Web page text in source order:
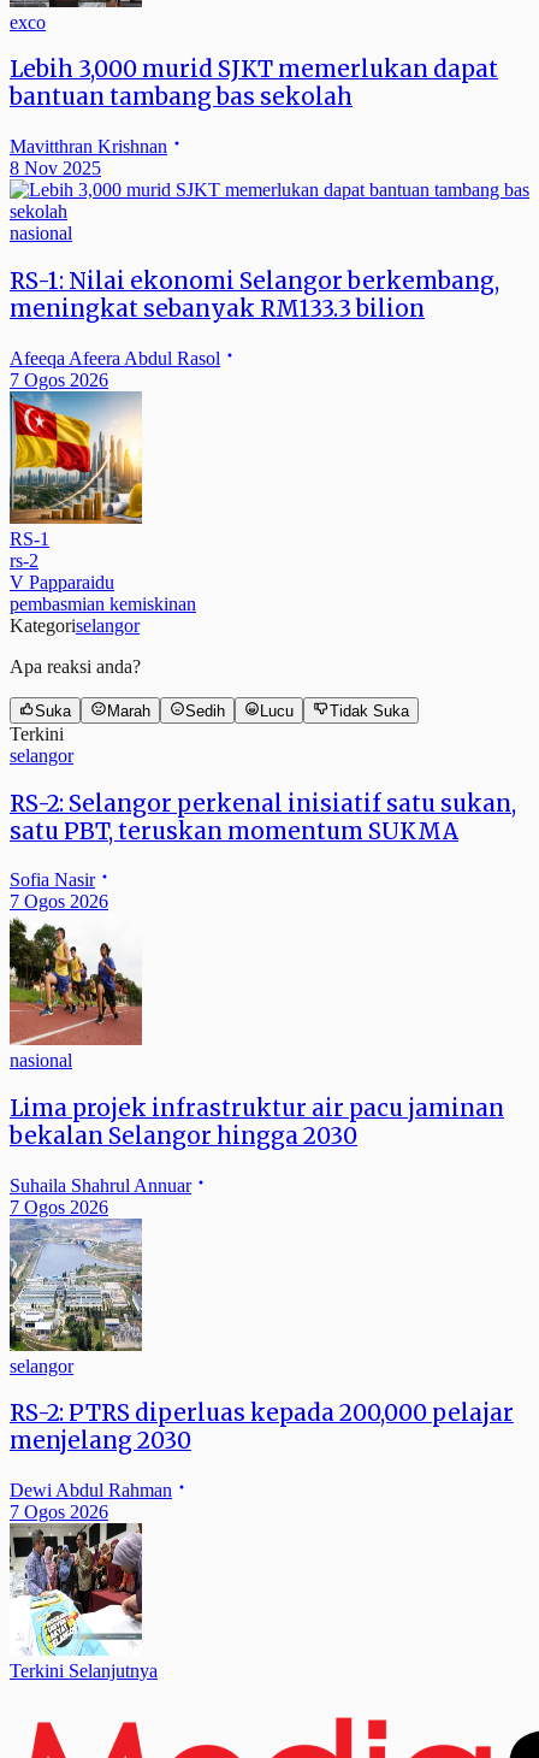
exco
Lebih 3,000 murid SJKT memerlukan dapat
bantuan tambang bas sekolah
Mavitthran Krishnan
8 Nov 2025
nasional
RS-1: Nilai ekonomi Selangor berkembang,
meningkat sebanyak RM133.3 bilion
Afeeqa Afeera Abdul Rasol
7 Ogos 2026
RS-1
rs-2
V Papparaidu
pembasmian kemiskinan
Kategoriselangor
Apa reaksi anda?
Suka Marah Sedih Lucu Tidak Suka
Terkini
selangor
RS-2: Selangor perkenal inisiatif satu sukan,
satu PBT, teruskan momentum SUKMA
Sofia Nasir
7 Ogos 2026
nasional
Lima projek infrastruktur air pacu jaminan
bekalan Selangor hingga 2030
Suhaila Shahrul Annuar
7 Ogos 2026
selangor
RS-2: PTRS diperluas kepada 200,000 pelajar
menjelang 2030
Dewi Abdul Rahman
7 Ogos 2026
Terkini Selanjutnya